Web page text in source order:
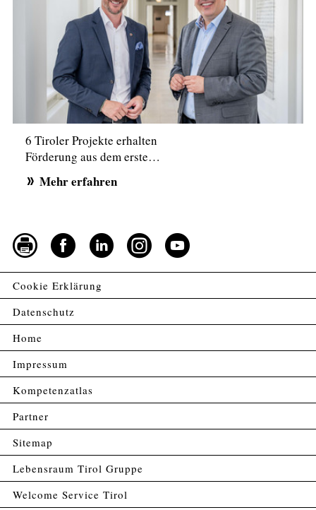
6 Tiroler Projekte erhalten
Förderung aus dem erste…
Mehr erfahren
Cookie Erklärung
Datenschutz
Home
Impressum
Kompetenzatlas
Partner
Sitemap
Lebensraum Tirol Gruppe
Welcome Service Tirol